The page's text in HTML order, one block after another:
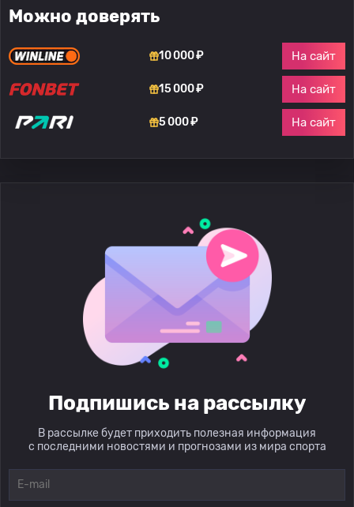
Можно доверять
10 000 ₽ На сайт
15 000 ₽ На сайт
5 000 ₽ На сайт
Подпишись на рассылку
В рассылке будет приходить полезная информация
с последними новостями и прогнозами из мира спорта